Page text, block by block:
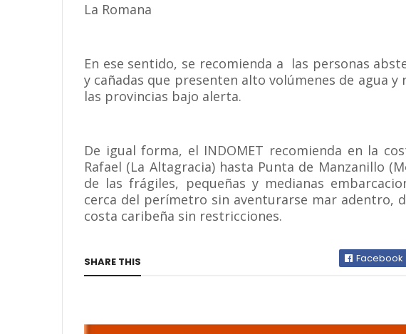
La Romana
En ese sentido, se recomienda a las personas
y cañadas que presenten alto volúmenes de agua y
las provincias bajo alerta.
De igual forma, el INDOMET recomienda en la
Rafael (La Altagracia) hasta Punta de Manzanillo
de las frágiles, pequeñas y medianas
cerca del perímetro sin aventurarse mar adentro,
costa caribeña sin restricciones.
SHARE THIS Facebook